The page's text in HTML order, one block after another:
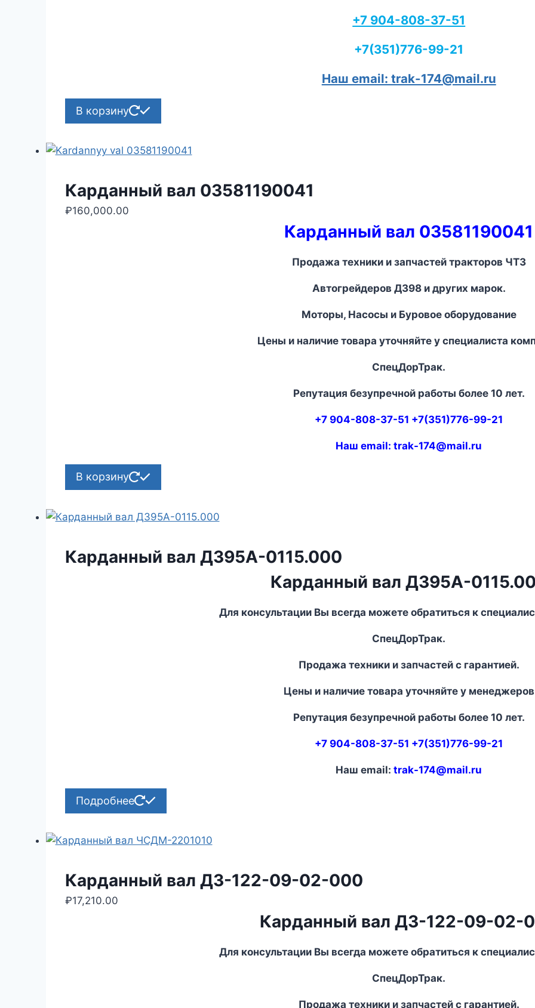
+7 904-808-37-51
+7(351)776-99-21
Наш email: trak-174@mail.ru
В корзину
Карданный вал 03581190041
₽160,000.00
Карданный вал 03581190041
Продажа техники и запчастей тракторов ЧТЗ
Автогрейдеров ДЗ98и других марок.
Моторы, Насосы и Буровое оборудование
Цены и наличие товара уточняйте у специалиста
СпецДорТрак.
Репутация безупречной работы более 10 лет.
+7 904-808-37-51 +7(351)776-99-21
Наш email:trak-174@mail.ru
В корзину
Карданный вал Д395А-0115.000
Карданный вал Д395А-
Для консультации Вы всегда можете обратиться к
СпецДорТрак.
Продажа техники и запчастей с гарантией.
Цены и наличие товара уточняйте у менеджеров
Репутация безупречной работы более 10 лет.
+7 904-808-37-51 +7(351)776-99-21
Наш email:trak-174@mail.ru
Подробнее
Карданный вал ДЗ-122-09-02-000
₽17,210.00
Карданный вал ДЗ-122-09-02-
Для консультации Вы всегда можете обратиться к
СпецДорТрак.
Продажа техники и запчастей с гарантией.